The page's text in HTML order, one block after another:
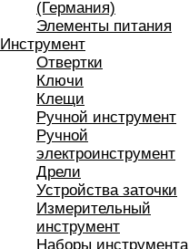
(Германия)
Элементы питания
Инструмент
Отвертки
Ключи
Клещи
Ручной инструмент
Ручной
электроинструмент
Дрели
Устройства заточки
Измерительный
инструмент
Наборы инструмента